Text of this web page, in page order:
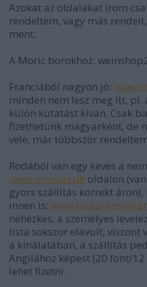
Azokat az oldalakat írom
rendeltem, vagy más
ment:
A Moric borokhoz:
Franciából nagyon jó:
minden nem lesz meg itt, pl.
külön kutatást kíván. Csak
fizethetünk magyarként, de
vele, már többször
Rodából van egy kevés a
www.vinexus.de oldalon
gyors szállítás korrekt
innen is:
nehézkes, a személyes
lista sokszor elavult, viszont
a kínálatában, a szállítás
Angliához képest (20 font/
lehet fizetni.